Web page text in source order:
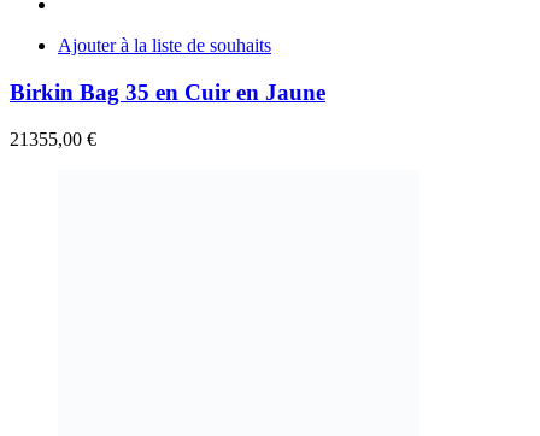
Ajouter à la liste de souhaits
Birkin Bag 35 en Cuir en Jaune
21355,00 €